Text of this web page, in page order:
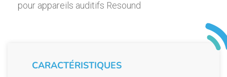
pour appareils auditifs Resound
CARACTÉRISTIQUES